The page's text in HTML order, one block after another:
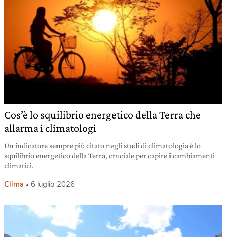
Cos’è lo squilibrio energetico della Terra che
allarma i climatologi
Un indicatore sempre più citato negli studi di climatologia è lo
squilibrio energetico della Terra, cruciale per capire i cambiamenti
climatici.
Clima 6 luglio 2026